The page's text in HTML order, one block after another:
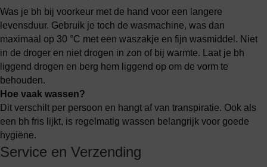
Was je bh bij voorkeur met de hand voor een langere
levensduur. Gebruik je toch de wasmachine, was dan
maximaal op 30 °C met een waszakje en fijn wasmiddel. Niet
in de droger en niet drogen in zon of bij warmte. Laat je bh
liggend drogen en berg hem liggend op om de vorm te
behouden.
Hoe vaak wassen?
Dit verschilt per persoon en hangt af van transpiratie. Ook als
een bh fris lijkt, is regelmatig wassen belangrijk voor goede
hygiëne.
Service en Verzending